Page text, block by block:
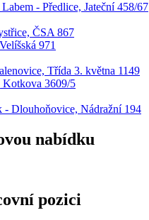
- Předlice, Jateční 458/67
ČSA 867
971
Třída 3. května 1149
Kotkova 3609/5
- Dlouhoňovice, Nádražní 194
nabídku
pozici